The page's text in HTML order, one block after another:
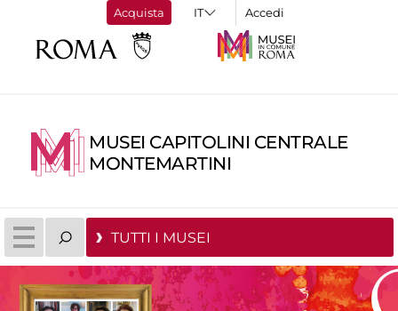
Acquista Accedi
MUSEI CAPITOLINI CENTRALE
MONTEMARTINI
TUTTI I MUSEI